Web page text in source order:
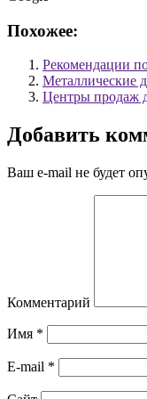
Похожее:
Рекомендации
Металлические
Центры продаж
Добавить
Ваш e-mail не будет
Комментарий
Имя *
E-mail *